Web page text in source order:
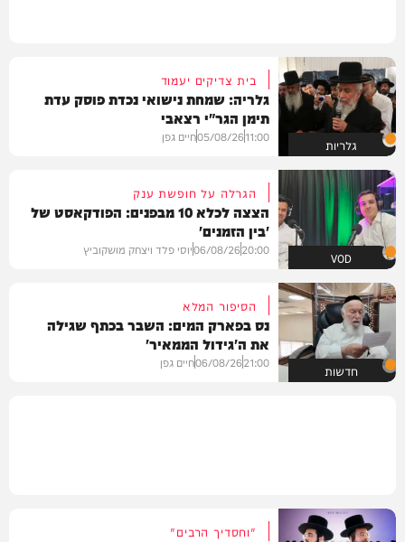
גלריות
בית צדיקים יעמוד
גלריה: שמחת נישואי נכדת פוסק עדת
תימן הגר"י רצאבי
11:00
05/08/26חיים גפן
VOD
הגרלה על חופשת ענק
הצצה לכלא 10 מבפנים: הפודקאסט של
'בין הזמנים'
20:00
06/08/26יוסי פלד ויצחק מושקוביץ
חדשות
הסיפור המלא
נס בפארק המים: השבר בכתף שגילה
את ה'גידול הממאיר'
21:00
06/08/26חיים גפן
"וחסדיך הרבים"